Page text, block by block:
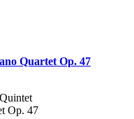
Quartet Op. 47